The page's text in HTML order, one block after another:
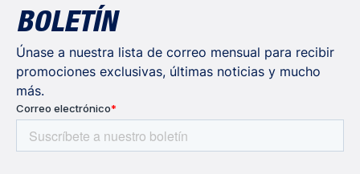
BOLETÍN
Únase a nuestra lista de correo mensual para recibir
promociones exclusivas, últimas noticias y mucho
más.